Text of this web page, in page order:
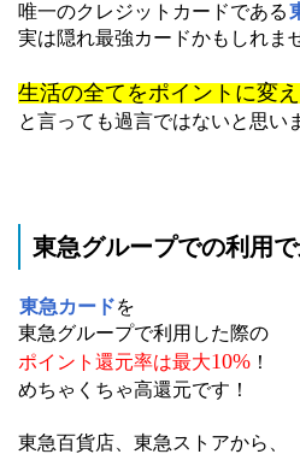
唯一のクレジットカードである
実は隠れ最強カードかもしれま
生活の全てをポイントに変
と言っても過言ではないと思い
東急グループでの利用で
東急カードを
東急グループで利用した際の
ポイント還元率は最大10% ！
めちゃくちゃ高還元です！
東急百貨店、東急ストアから、